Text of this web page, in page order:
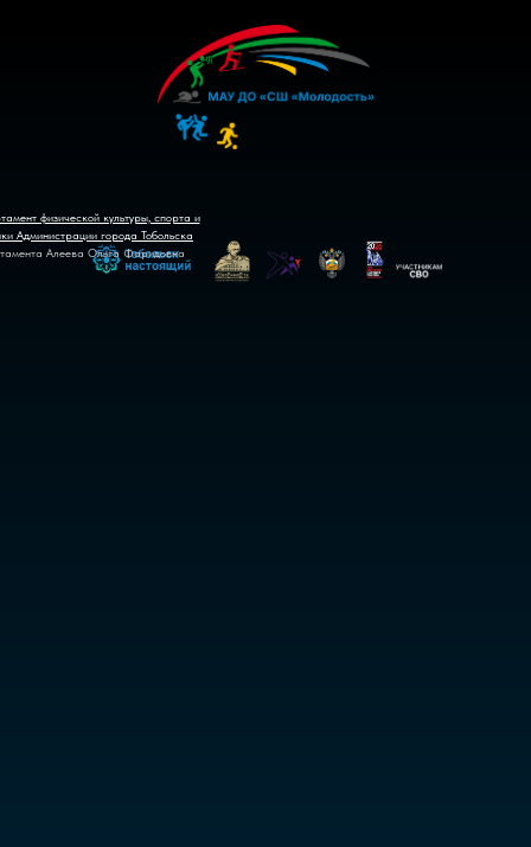
физической культуры, спорта и
Администрации города Тобольска
Алеева Ольга Фаридовна